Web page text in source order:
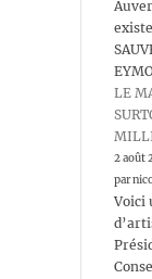
LE
2 août
par
Voici